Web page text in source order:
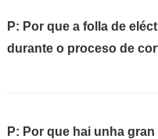
P: Por que a folla de
durante o proceso de
P: Por que hai unha